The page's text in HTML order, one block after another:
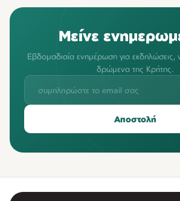
Μείνε
Εβδομαδιαία ενημέρωση για εκδηλώσεις,
δρώμενα της Κρήτης.
Αποστολή